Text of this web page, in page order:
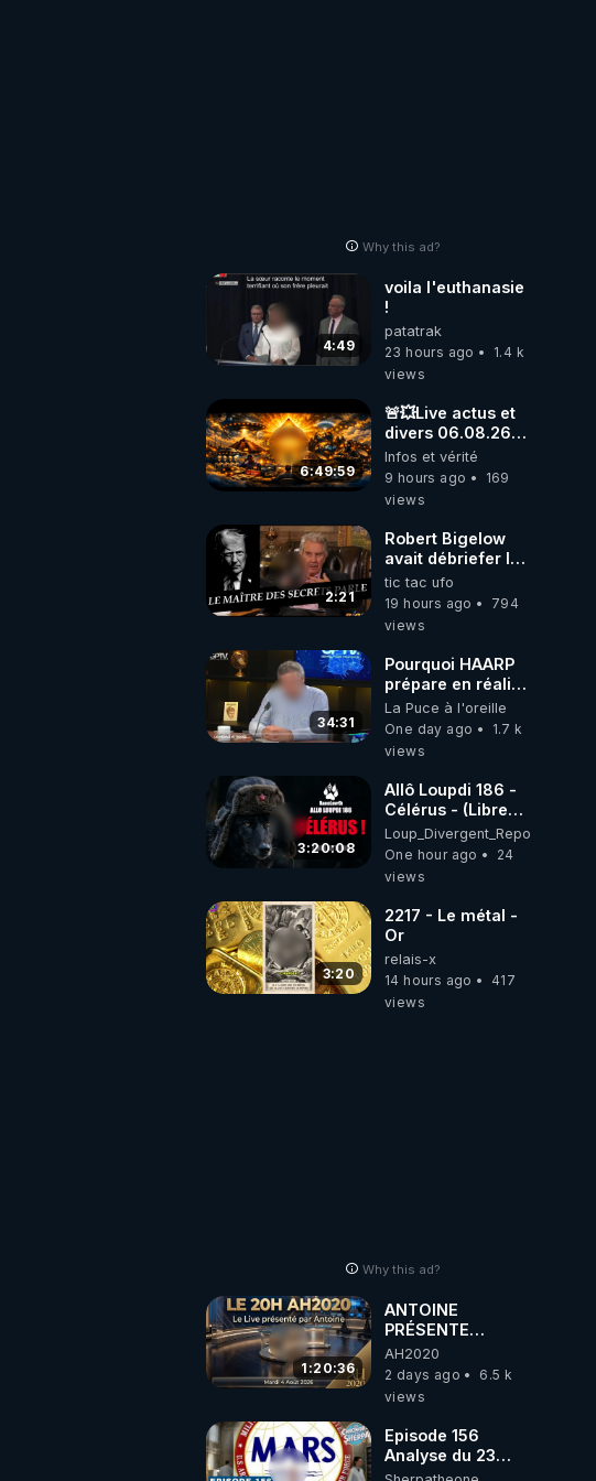
Why this ad?
4:49
voila l'euthanasie
!
patatrak
23 hours ago
1.4 k
views
6:49:59
🚨💥Live actus et
divers 06.08.26💥
🚨
Infos et vérité
9 hours ago
169
views
2:21
Robert Bigelow
avait débriefer le
pédophile
génocidaire de
donald j trump
tic tac ufo
19 hours ago
794
views
34:31
Pourquoi HAARP
prépare en réalité
un CHAOS
climatique, on
répond
La Puce à l'oreille
One day ago
1.7 k
views
3:20:08
Allô Loupdi 186 -
Célérus - (Libre
Antenne) - Loup
Divergent
2026.08.06
Loup_Divergent_Reposts
One hour ago
24
views
3:20
2217 - Le métal -
Or
relais-x
14 hours ago
417
views
Why this ad?
1:20:36
ANTOINE
PRÉSENTE
AH2020 LE LIVE
20H ***DU
04/08/2026***
RÉVEIL EST EN
MARCHE 📷
AH2020
2 days ago
6.5 k
views
Episode 156
Analyse du 23
février 2025 Elon